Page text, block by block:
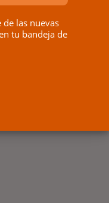
vende
2026
de las nuevas
tu bandeja de